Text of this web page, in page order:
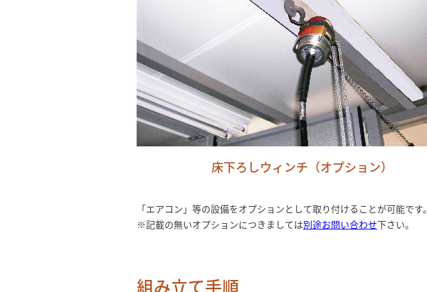
床下ろしウィンチ（オプション）
「エアコン」等の設備をオプションとして取り付けることが可能です。
※記載の無いオプションにつきましては別途お問い合わせ下さい。
組み立て手順